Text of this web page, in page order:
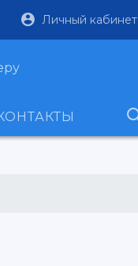
Личный кабинет